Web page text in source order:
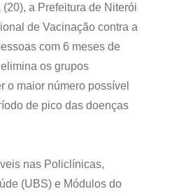
a Prefeitura de Niterói
de Vacinação contra a
com 6 meses de
os grupos
o maior número possível
de pico das doenças
nas Policlínicas,
(UBS) e Módulos do